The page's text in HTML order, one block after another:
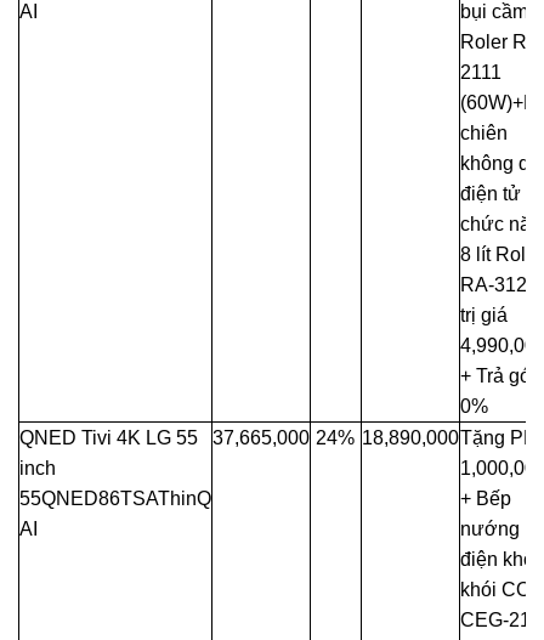
AI
bụi cầm
Roler
2111
chiên
không
điện tử
chức
8 lít Roler
RA-
trị giá
+ Trả góp
0%
QNED Tivi 4K LG 55
inch
55QNED86TSAThinQ
AI
37,665,000 24% 18,890,000Tặng
+ Bếp
nướng
điện
khói
CEG-